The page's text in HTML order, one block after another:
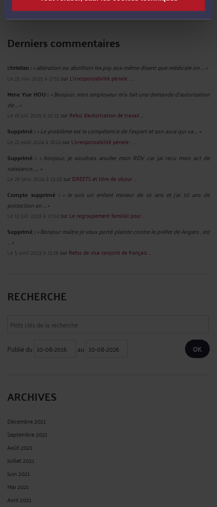
Derniers commentaires
christian :« altération ou abolition les psy eux même disent que médicale on ... »
Le 25 nov. 2025 à 17:52sur L'irresponsabilité pénale : ...
Mme Yue HOU : « Bonjour, mon employeur m'a fait une demande d'autorisation
de ... »
Le 18 juil. 2025 à 20:15 sur Refus d’autorisation de travail ...
Supprimé :« Le problème est la compétence de l'expert et son aura qui va ... »
Le 22 août 2024 à 18:24 sur L'irresponsabilité pénale : ...
Supprimé : « bonjour, je voudrais anuller mon RDV car jai recu mon act de
naissance , ... »
Le 29 janv. 2024 à 13:38 sur DREETS et titre de séjour ...
Compte supprimé : « Je suis un enfant mineur de 16 ans et j'ai 10 ans de
protection en ... »
Le 13 juil. 2023 à 17:04 sur Le regroupement familial pour ...
Supprimé :« Bonjour maître je veux porté plainte contre le préfet de Angers , est
... »
Le 5 avril 2023 à 13:26 sur Refus de visa conjoint de français ...
RECHERCHE
Publié du au
ARCHIVES
Décembre 2021
Septembre 2021
Août 2021
Juillet 2021
Juin 2021
Mai 2021
Avril 2021